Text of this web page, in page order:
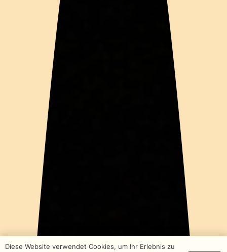
Diese Website verwendet Cookies, um Ihr Erlebnis zu